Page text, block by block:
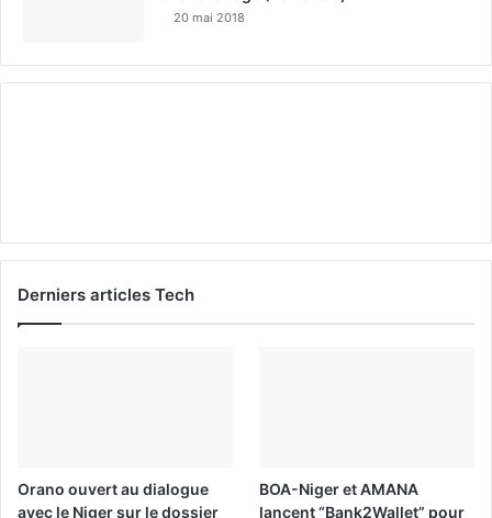
20 mai 2018
Derniers articles Tech
Orano ouvert au dialogue
avec le Niger sur le dossier
BOA-Niger et AMANA
lancent “Bank2Wallet” pour